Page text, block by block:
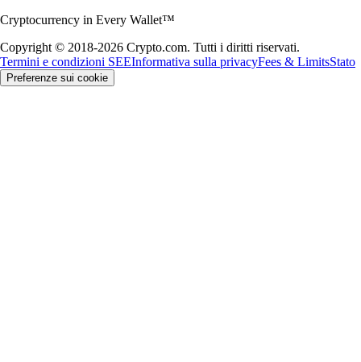
Cryptocurrency in Every Wallet™
Copyright © 2018-2026 Crypto.com. Tutti i diritti riservati.
Termini e condizioni SEEInformativa sulla privacyFees & LimitsStato
Preferenze sui cookie